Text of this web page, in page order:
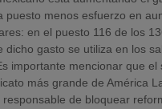
puesto menos esfuerzo en
en el puesto 116 de los
dicho gasto se utiliza en los
importante mencionar que el
más grande de América
de bloquear